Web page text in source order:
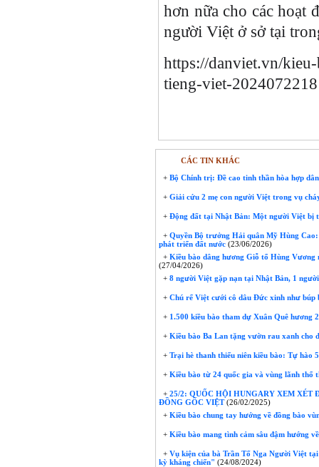
hơn nữa cho các hoạt
người Việt ở sở tại
https://danviet.vn/
tieng-viet-
CÁC TIN KHÁC
+Bộ Chính trị: Đề cao tinh thần hòa hợp
+Giải cứu 2 mẹ con người Việt trong vụ
+Động đất tại Nhật Bản: Một người Việt bị
+Quyền Bộ trưởng Hải quân Mỹ Hùng
phát triển đất nước(23/06/2026)
+Kiều bào dâng hương Giỗ tổ Hùng Vương
(27/04/2026)
+8 người Việt gặp nạn tại Nhật Bản, 1
+Chú rể Việt cưới cô dâu Đức xinh như búp
+1.500 kiều bào tham dự Xuân Quê hương
+Kiều bào Ba Lan tặng vườn rau xanh cho
+Trại hè thanh thiếu niên kiều bào: Tự hào
+Kiều bào từ 24 quốc gia và vùng lãnh thổ
+25/2: QUỐC HỘI HUNGARY XEM XÉT
ĐỒNG GỐC VIỆT(26/02/2025)
+Kiều bào chung tay hướng về đồng bào
+Kiều bào mang tình cảm sâu đậm hướng
+Vụ kiện của bà Trần Tố Nga Người Việt
kỳ kháng chiến" (24/08/2024)